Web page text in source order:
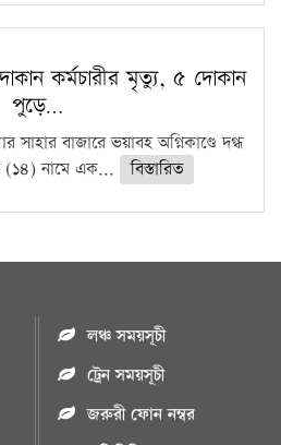
কর্মচারীর মৃত্যু, ৫ দোকান
পুড়ে…
বাজারে ভয়াবহ অগ্নিকাণ্ডে দগ্ধ
(১৪) নামে এক...
বিস্তারিত
লঞ্চ সময়সূচী
ট্রেন সময়সূচী
জরুরী ফোন নম্বর